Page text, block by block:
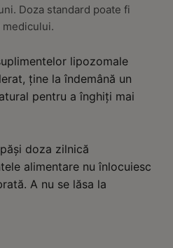
Doza standard poate fi
medicului.
lipozomale
ține la îndemână un
pentru a înghiți mai
doza zilnică
alimentare nu înlocuiesc
A nu se lăsa la